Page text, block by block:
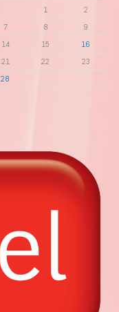
1
2
7 8
9
14 15
16
21 22
23
28